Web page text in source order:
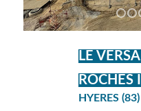
LE
ROCHES
HYERES (83)